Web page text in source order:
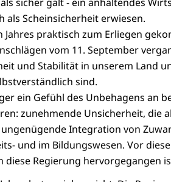
als Scheinsicherheit erwiesen.
praktisch zum Erliegen
vom 11. September
und Stabilität in unserem Land
sind.
ein Gefühl des Unbehagens an
zunehmende Unsicherheit, die
Integration von
und im Bildungswesen. Vor
Regierung hervorgegangen